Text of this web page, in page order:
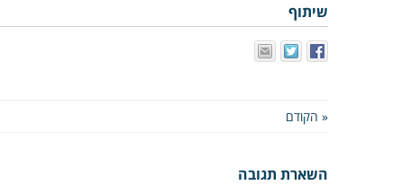
שיתוף
« הקודם
השארת תגובה